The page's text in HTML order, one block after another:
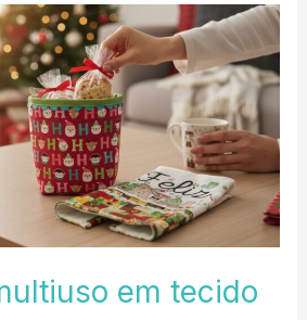
em tecido